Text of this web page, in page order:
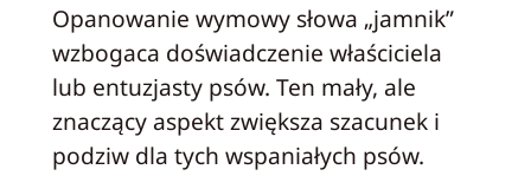
Opanowanie wymowy słowa „jamnik”
wzbogaca doświadczenie właściciela
lub entuzjasty psów. Ten mały, ale
znaczący aspekt zwiększa szacunek i
podziw dla tych wspaniałych psów.